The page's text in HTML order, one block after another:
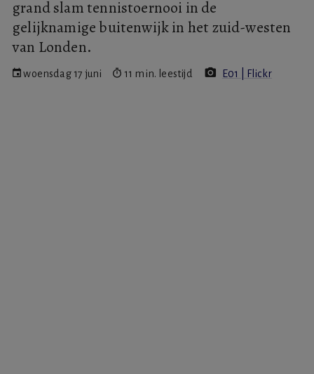
grand slam tennistoernooi in de
gelijknamige buitenwijk in het zuid-westen
van Londen.
woensdag 17 juni 11 min. leestijd E01 | Flickr